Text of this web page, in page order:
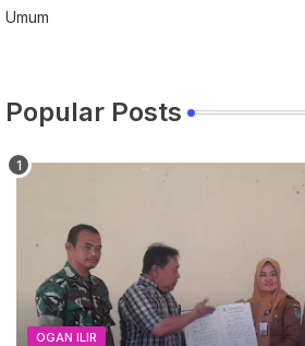
Umum
Popular Posts
OGAN ILIR